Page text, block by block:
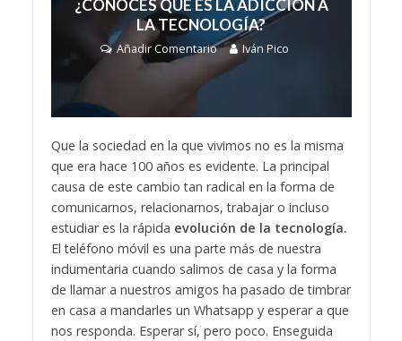
¿CONOCES QUÉ ES LA ADICCIÓN A
LA TECNOLOGÍA?
Añadir Comentario Iván Pico
Que la sociedad en la que vivimos no es la misma
que era hace 100 años es evidente. La principal
causa de este cambio tan radical en la forma de
comunicarnos, relacionarnos, trabajar o incluso
estudiar es la rápida evolución de la tecnología.
El teléfono móvil es una parte más de nuestra
indumentaria cuando salimos de casa y la forma
de llamar a nuestros amigos ha pasado de timbrar
en casa a mandarles un Whatsapp y esperar a que
nos responda. Esperar sí, pero poco. Enseguida